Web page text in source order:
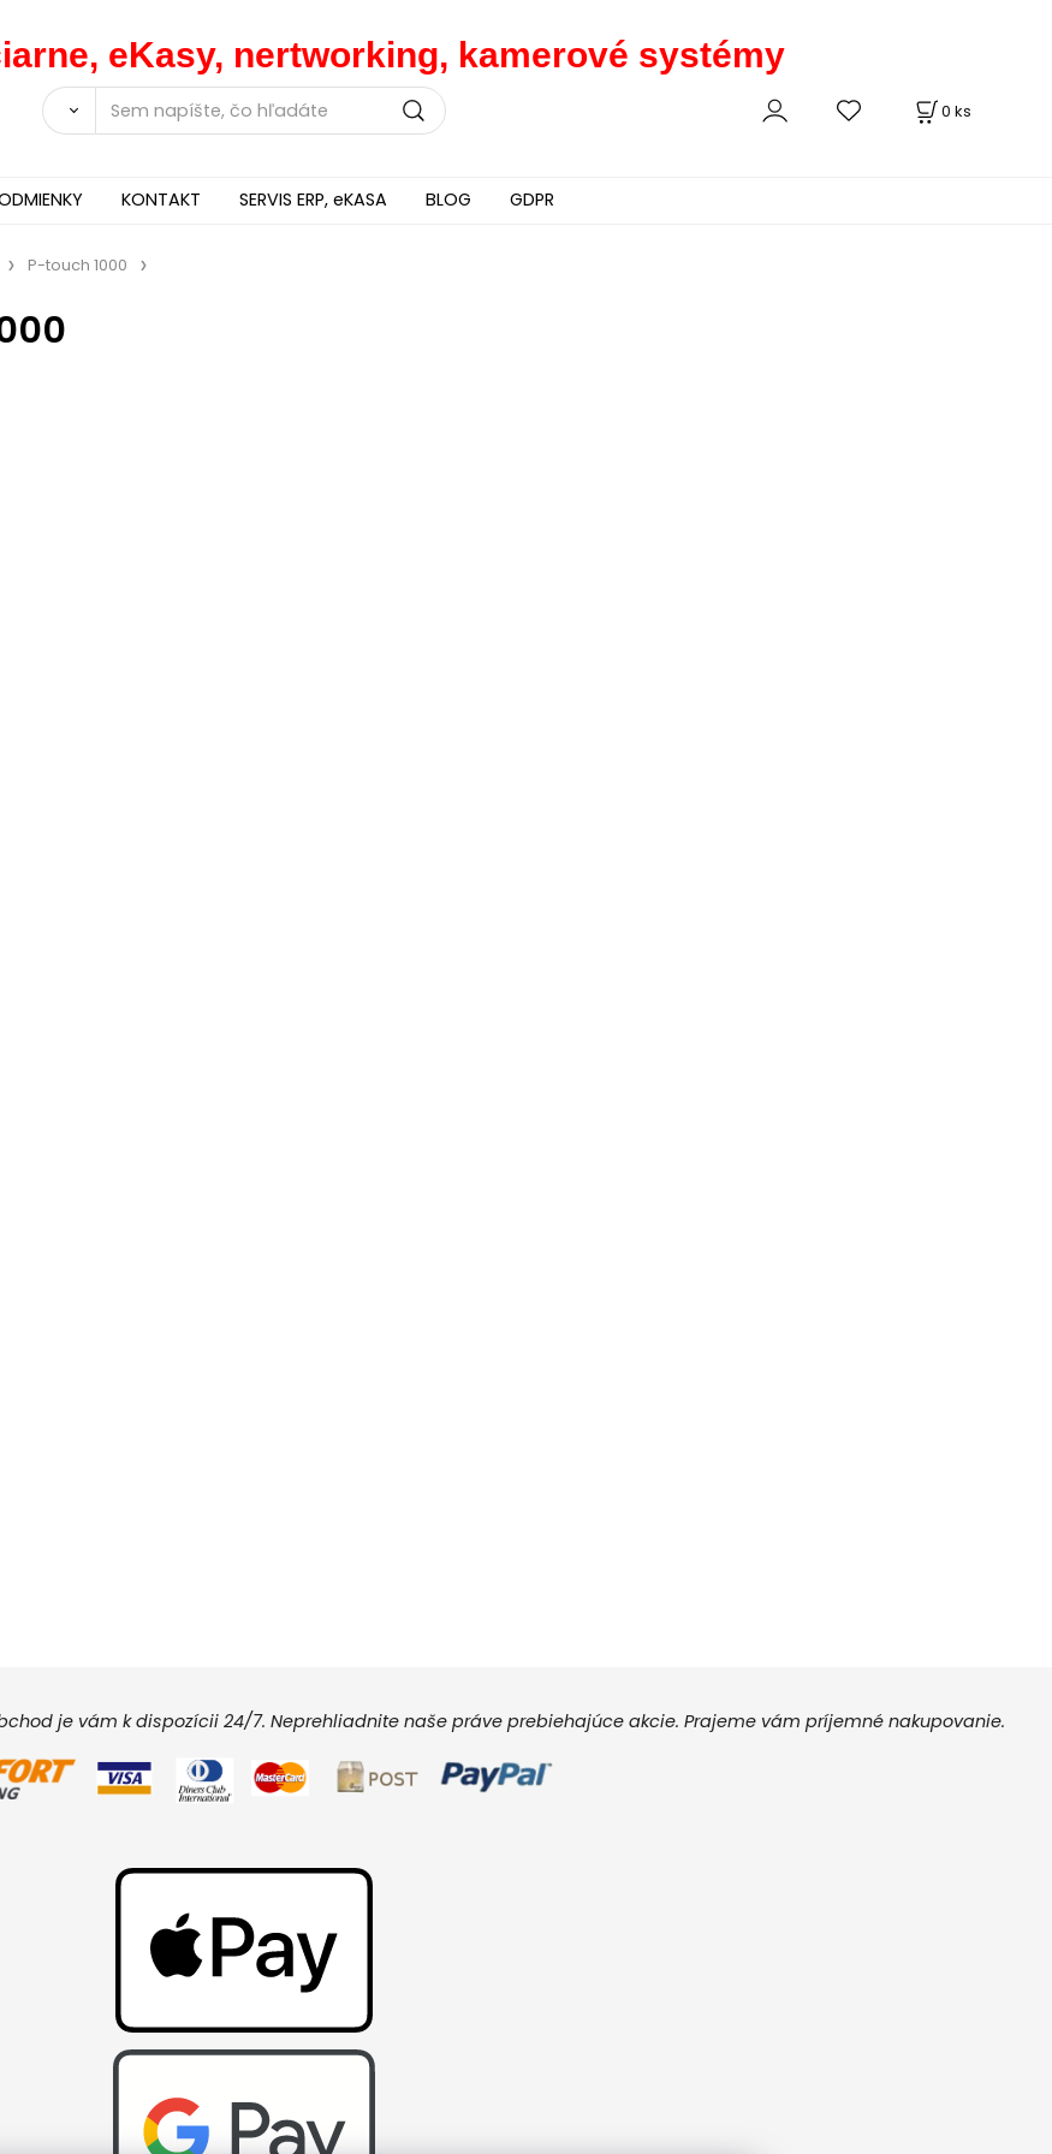
eKasy, nertworking, kamerové systémy
0 ks
KONTAKT SERVIS ERP, eKASA BLOG GDPR
P-touch 1000
je vám k dispozícii 24/7. Neprehliadnite naše práve prebiehajúce akcie. Prajeme vám príjemné nakupovanie.